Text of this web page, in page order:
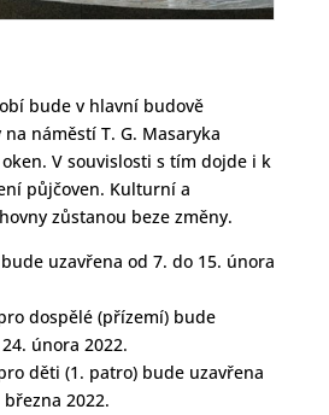
bude v hlavní budově
náměstí T. G. Masaryka
V souvislosti s tím dojde i k
půjčoven. Kulturní a
zůstanou beze změny.
uzavřena od 7. do 15. února
dospělé (přízemí) bude
února 2022.
děti (1. patro) bude uzavřena
2022.